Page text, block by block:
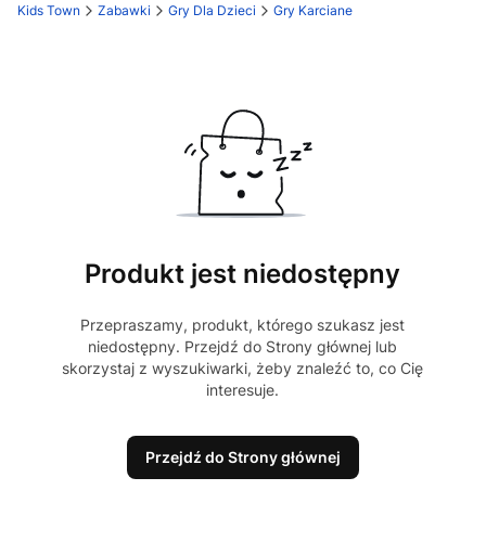
Kids Town Zabawki Gry Dla Dzieci Gry Karciane
Produkt jest niedostępny
Przepraszamy, produkt, którego szukasz jest
niedostępny. Przejdź do Strony głównej lub
skorzystaj z wyszukiwarki, żeby znaleźć to, co Cię
interesuje.
Przejdź do Strony głównej